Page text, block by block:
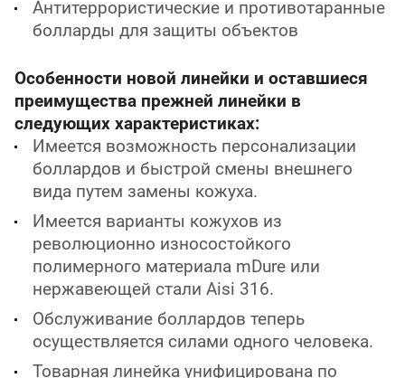
Антитеррористические и противотаранные
болларды для защиты объектов
Особенности новой линейки и оставшиеся
преимущества прежней линейки в
следующих характеристиках:
Имеется возможность персонализации
боллардов и быстрой смены внешнего
вида путем замены кожуха.
Имеется варианты кожухов из
революционно износостойкого
полимерного материала mDure или
нержавеющей стали Aisi 316.
Обслуживание боллардов теперь
осуществляется силами одного человека.
Товарная линейка унифицирована по